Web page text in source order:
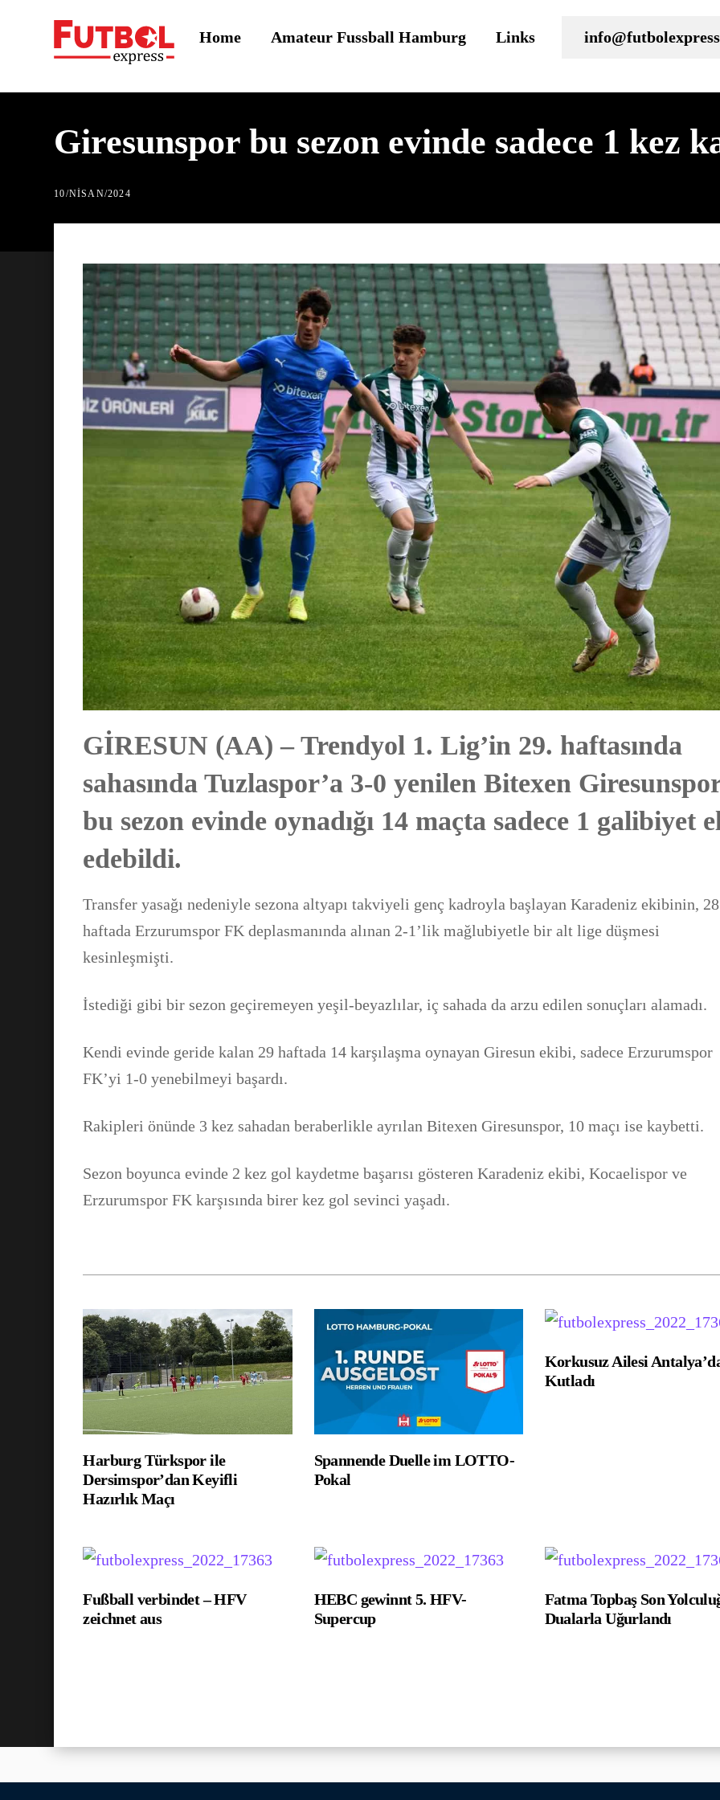
Home Amateur Fussball Hamburg Links
Giresunspor bu sezon evinde sadece 1 kez
10/NISAN/2024
GİRESUN (AA) – Trendyol 1. Lig’in 29. haftasında
sahasında Tuzlaspor’a 3-0 yenilen Bitexen
bu sezon evinde oynadığı 14 maçta sadece 1 galibiyet
edebildi.
Transfer yasağı nedeniyle sezona altyapı takviyeli genç kadroyla başlayan Karadeniz ekibinin,
haftada Erzurumspor FK deplasmanında alınan 2-1’lik mağlubiyetle bir alt lige düşmesi
kesinleşmişti.
İstediği gibi bir sezon geçiremeyen yeşil-beyazlılar, iç sahada da arzu edilen sonuçları alamadı.
Kendi evinde geride kalan 29 haftada 14 karşılaşma oynayan Giresun ekibi, sadece Erzurumspor
FK’yi 1-0 yenebilmeyi başardı.
Rakipleri önünde 3 kez sahadan beraberlikle ayrılan Bitexen Giresunspor, 10 maçı ise kaybetti.
Sezon boyunca evinde 2 kez gol kaydetme başarısı gösteren Karadeniz ekibi, Kocaelispor ve
Erzurumspor FK karşısında birer kez gol sevinci yaşadı.
Harburg Türkspor ile
Dersimspor’dan Keyifli
Hazırlık Maçı
Spannende Duelle im LOTTO-
Pokal
Korkusuz Ailesi
Kutladı
Fußball verbindet – HFV
zeichnet aus
HEBC gewinnt 5. HFV-
Supercup
Fatma Topbaş Son
Dualarla Uğurlandı